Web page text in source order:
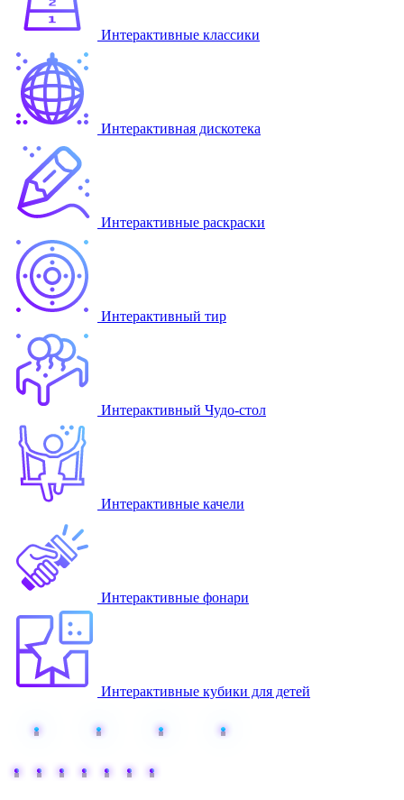
Интерактивные классики
Интерактивная дискотека
Интерактивные раскраски
Интерактивный тир
Интерактивный Чудо-стол
Интерактивные качели
Интерактивные фонари
Интерактивные кубики для детей